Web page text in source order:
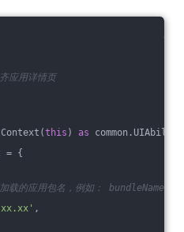
用详情页
this ) as
= {
载的应用包名，例如：
,